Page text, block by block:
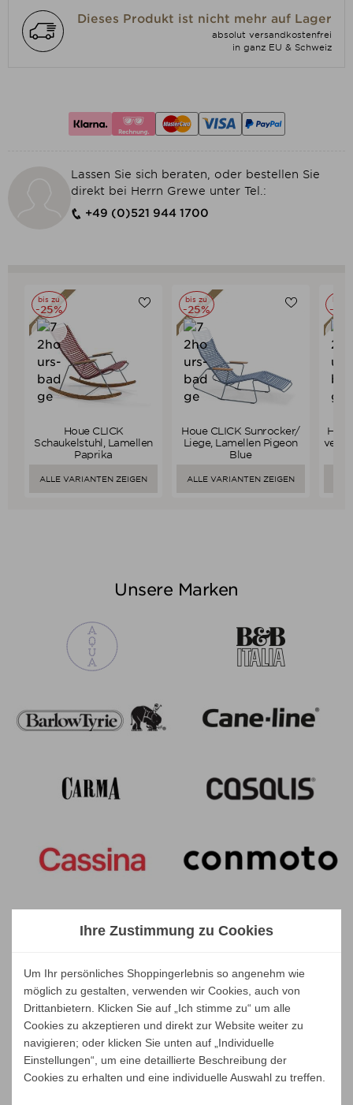
Dieses Produkt ist nicht mehr auf Lager
absolut versandkostenfrei
in ganz EU & Schweiz
Lassen Sie sich beraten, oder bestellen Sie
direkt bei Herrn Grewe unter Tel.:
+49 (0)521 944 1700
Verkaufspreis
ab 459,00 €
Preis
344,25 €
bis zu
-25%
Houe CLICK
Schaukelstuhl, Lamellen
Paprika
ALLE VARIANTEN ZEIGEN
Verkaufspreis
ab 499,00 €
Preis
374,25 €
bis zu
-25%
Houe CLICK Sunrocker/
Liege, Lamellen Pigeon
Blue
ALLE VARIANTEN ZEIGEN
bis
-
Unsere Marken
Ihre Zustimmung zu Cookies
Um Ihr persönliches Shoppingerlebnis so angenehm wie
möglich zu gestalten, verwenden wir Cookies, auch von
Drittanbietern. Klicken Sie auf „Ich stimme zu“ um alle
Cookies zu akzeptieren und direkt zur Website weiter zu
navigieren; oder klicken Sie unten auf „Individuelle
Einstellungen“, um eine detaillierte Beschreibung der
Cookies zu erhalten und eine individuelle Auswahl zu treffen.